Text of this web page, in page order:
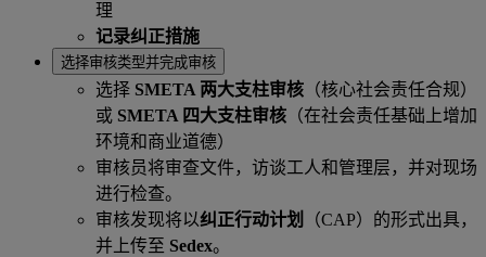
理
记录纠正措施
选择审核类型并完成审核
选择 SMETA 两大支柱审核 （核心社会责任合规）
或 SMETA 四大支柱审核 （在社会责任基础上增加
环境和商业道德）
审核员将审查文件，访谈工人和管理层，并对现场
进行检查。
审核发现将以纠正行动计划
（CAP）的形式出具，
并上传至 Sedex。